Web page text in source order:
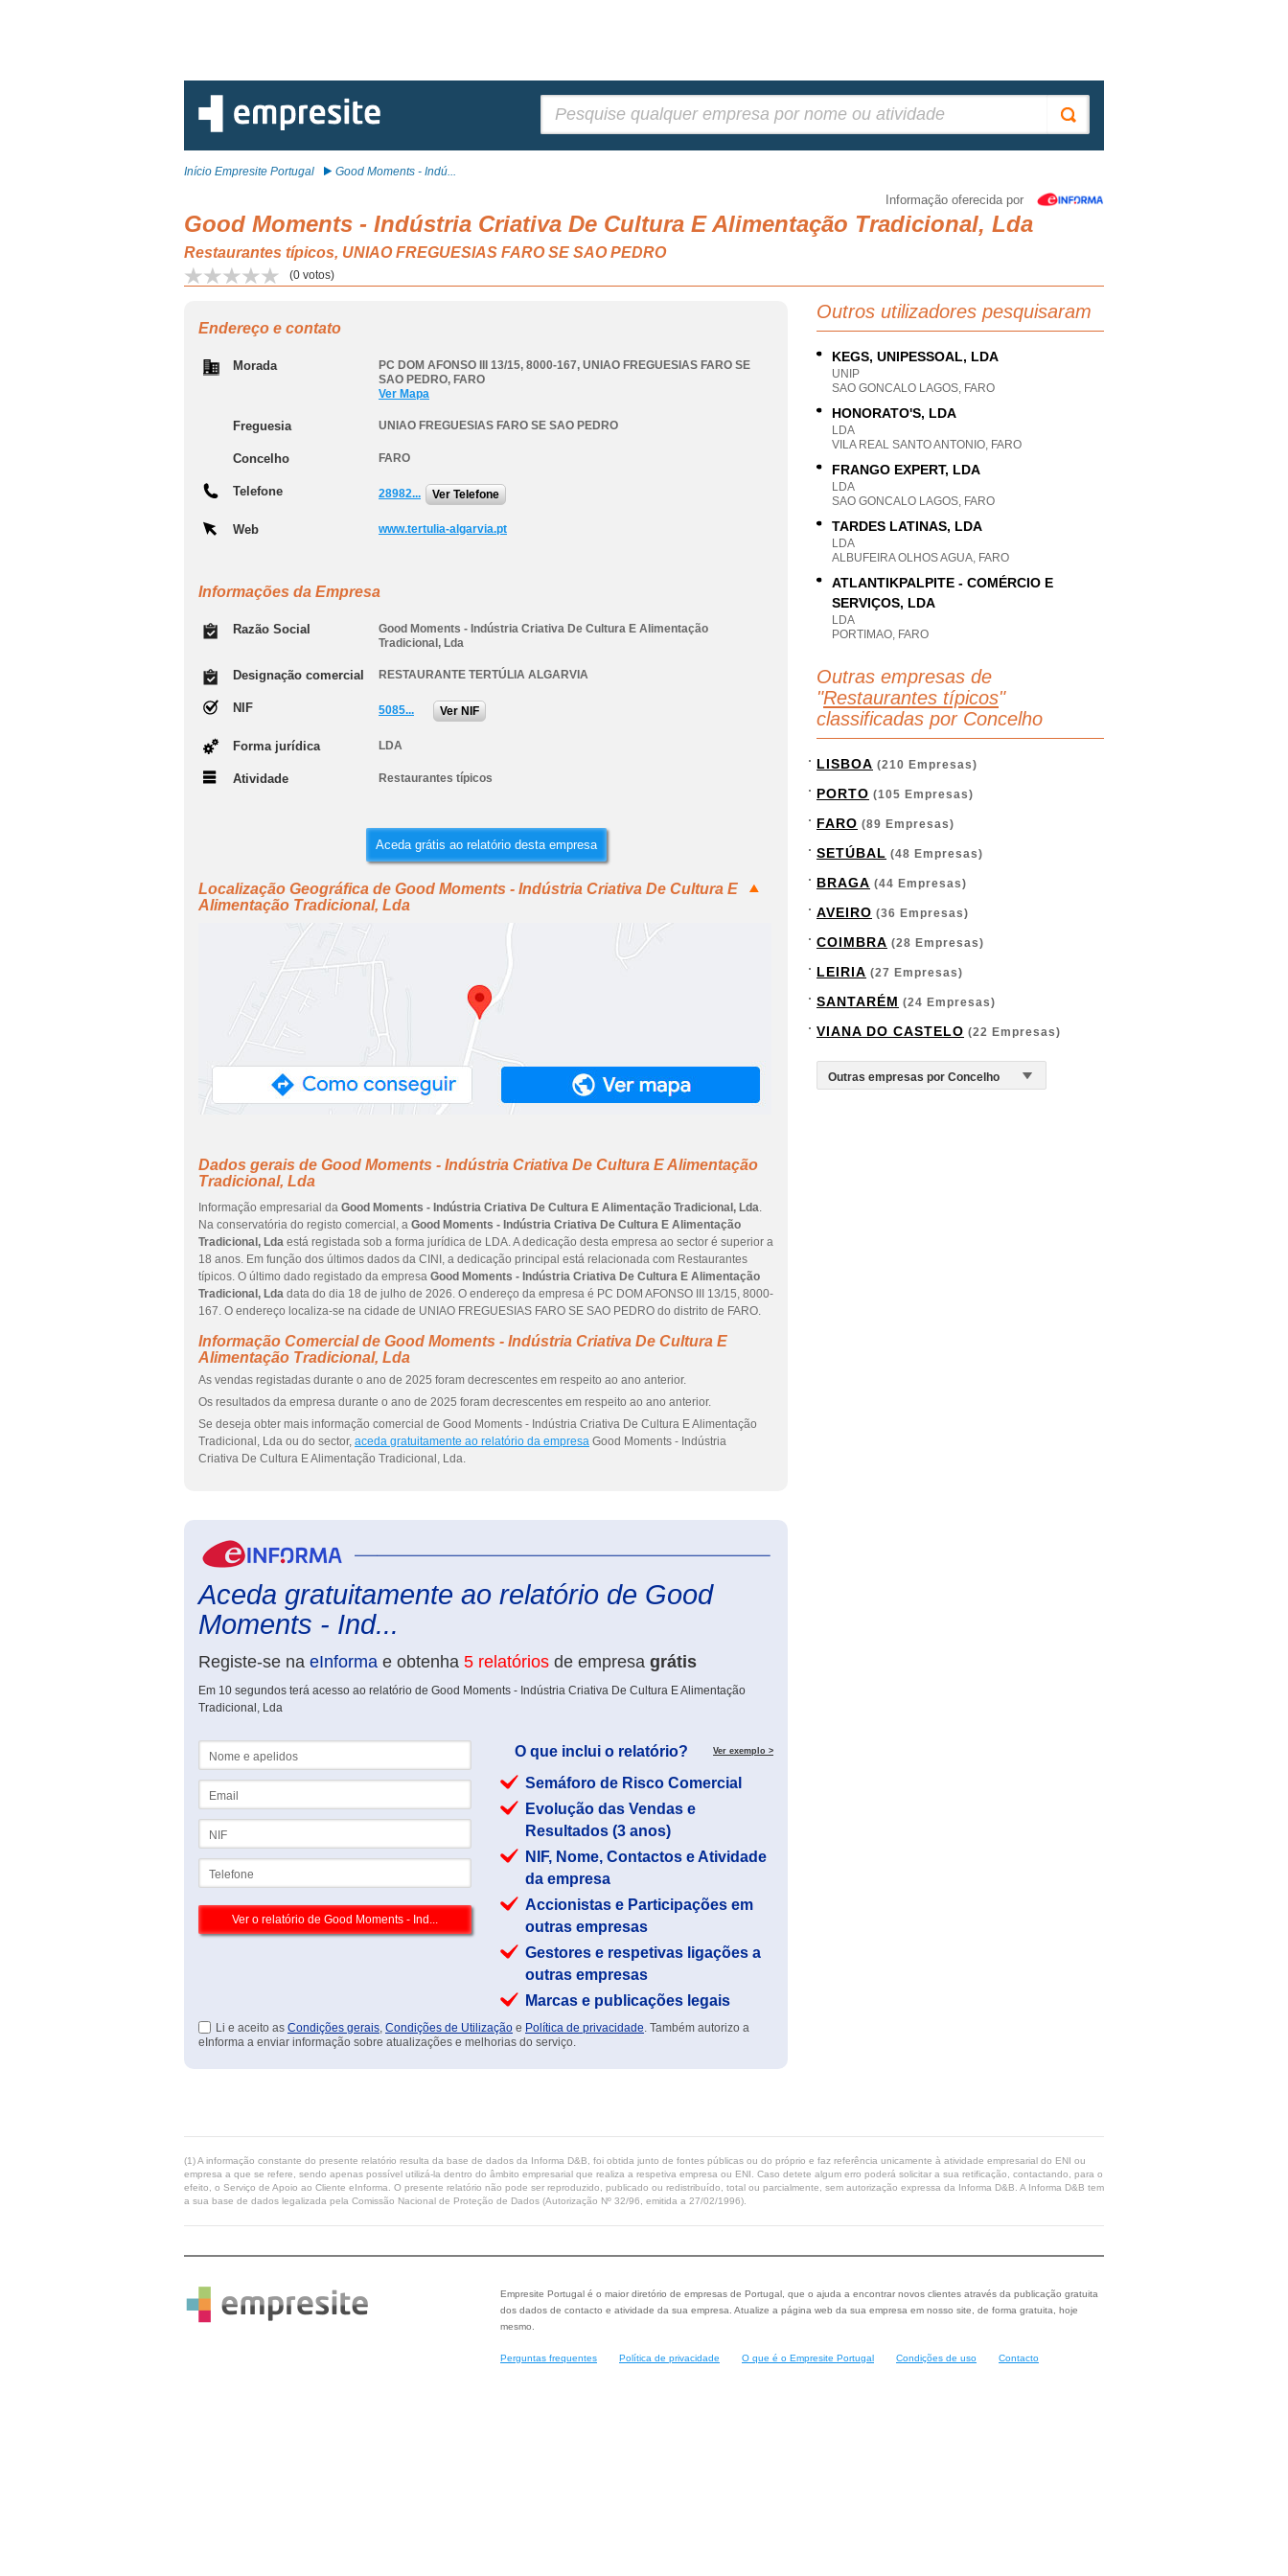
Início Empresite Portugal Good Moments - Indú...
Informação oferecida por
Good Moments - Indústria Criativa De Cultura E Alimentação Tradicional, Lda
Restaurantes típicos, UNIAO FREGUESIAS FARO SE SAO PEDRO
(0 votos)
Endereço e contato
Morada PC DOM AFONSO III 13/15, 8000-167, UNIAO FREGUESIAS FARO SE
SAO PEDRO, FARO
Ver Mapa
Freguesia UNIAO FREGUESIAS FARO SE SAO PEDRO
Concelho FARO
Telefone 28982... Ver Telefone
Web www.tertulia-algarvia.pt
Informações da Empresa
Razão Social
Good Moments - Indústria Criativa De Cultura E Alimentação
Tradicional, Lda
Designação comercial RESTAURANTE TERTÚLIA ALGARVIA
NIF 5085... Ver NIF
Forma jurídica LDA
Atividade Restaurantes típicos
Aceda grátis ao relatório desta empresa
Localização Geográfica de Good Moments - Indústria Criativa De Cultura E
Alimentação Tradicional, Lda
Dados gerais de Good Moments - Indústria Criativa De Cultura E Alimentação
Tradicional, Lda
Informação empresarial da Good Moments - Indústria Criativa De Cultura E Alimentação Tradicional, Lda.
Na conservatória do registo comercial, a Good Moments - Indústria Criativa De Cultura E Alimentação
Tradicional, Lda está registada sob a forma jurídica de LDA. A dedicação desta empresa ao sector é superior a
18 anos. Em função dos últimos dados da CINI, a dedicação principal está relacionada com Restaurantes
típicos. O último dado registado da empresa Good Moments - Indústria Criativa De Cultura E Alimentação
Tradicional, Lda data do dia 18 de julho de 2026. O endereço da empresa é PC DOM AFONSO III 13/15, 8000-
167. O endereço localiza-se na cidade de UNIAO FREGUESIAS FARO SE SAO PEDRO do distrito de FARO.
Informação Comercial de Good Moments - Indústria Criativa De Cultura E
Alimentação Tradicional, Lda
As vendas registadas durante o ano de 2025 foram decrescentes em respeito ao ano anterior.
Os resultados da empresa durante o ano de 2025 foram decrescentes em respeito ao ano anterior.
Se deseja obter mais informação comercial de Good Moments - Indústria Criativa De Cultura E Alimentação
Tradicional, Lda ou do sector, aceda gratuitamente ao relatório da empresa Good Moments - Indústria
Criativa De Cultura E Alimentação Tradicional, Lda.
Aceda gratuitamente ao relatório de Good
Moments - Ind...
Registe-se na eInforma e obtenha 5 relatórios de empresa grátis
Em 10 segundos terá acesso ao relatório de Good Moments - Indústria Criativa De Cultura E Alimentação
Tradicional, Lda
O que inclui o relatório? Ver exemplo >
Semáforo de Risco Comercial
Evolução das Vendas e
Resultados (3 anos)
NIF, Nome, Contactos e Atividade
da empresa
Accionistas e Participações em
outras empresas
Gestores e respetivas ligações a
outras empresas
Marcas e publicações legais
Li e aceito as Condições gerais, Condições de Utilização e Política de privacidade. Também autorizo a
eInforma a enviar informação sobre atualizações e melhorias do serviço.
Outros utilizadores pesquisaram
KEGS, UNIPESSOAL, LDA
UNIP
SAO GONCALO LAGOS, FARO
HONORATO'S, LDA
LDA
VILA REAL SANTO ANTONIO, FARO
FRANGO EXPERT, LDA
LDA
SAO GONCALO LAGOS, FARO
TARDES LATINAS, LDA
LDA
ALBUFEIRA OLHOS AGUA, FARO
ATLANTIKPALPITE - COMÉRCIO E
SERVIÇOS, LDA
LDA
PORTIMAO, FARO
Outras empresas de
"Restaurantes típicos"
classificadas por Concelho
LISBOA (210 Empresas)
PORTO (105 Empresas)
FARO (89 Empresas)
SETÚBAL (48 Empresas)
BRAGA (44 Empresas)
AVEIRO (36 Empresas)
COIMBRA (28 Empresas)
LEIRIA (27 Empresas)
SANTARÉM (24 Empresas)
VIANA DO CASTELO (22 Empresas)
(1) A informação constante do presente relatório resulta da base de dados da Informa D&B, foi obtida junto de fontes públicas ou do próprio e faz referência unicamente à atividade empresarial do ENI ou
empresa a que se refere, sendo apenas possível utilizá-la dentro do âmbito empresarial que realiza a respetiva empresa ou ENI. Caso detete algum erro poderá solicitar a sua retificação, contactando, para o
efeito, o Serviço de Apoio ao Cliente eInforma. O presente relatório não pode ser reproduzido, publicado ou redistribuído, total ou parcialmente, sem autorização expressa da Informa D&B. A Informa D&B tem
a sua base de dados legalizada pela Comissão Nacional de Proteção de Dados (Autorização Nº 32/96, emitida a 27/02/1996).
Empresite Portugal é o maior diretório de empresas de Portugal, que o ajuda a encontrar novos clientes através da publicação gratuita
dos dados de contacto e atividade da sua empresa. Atualize a página web da sua empresa em nosso site, de forma gratuita, hoje
mesmo.
Perguntas frequentes Política de privacidade O que é o Empresite Portugal Condições de uso Contacto